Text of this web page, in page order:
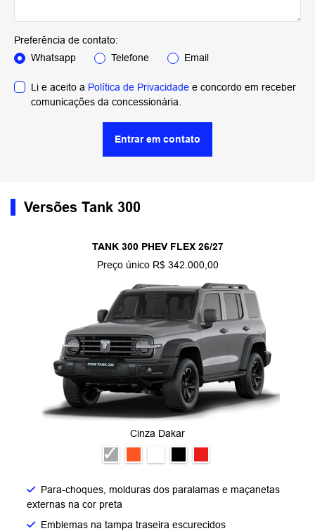
Preferência de contato:
Whatsapp
Telefone Email
Li e aceito a Política de Privacidade e concordo em receber
comunicações da concessionária.
Entrar em contato
Versões Tank 300
TANK 300 PHEV FLEX 26/27
Preço único R$ 342.000,00
Cinza Dakar
Para-choques, molduras dos paralamas e maçanetas
externas na cor preta
Emblemas na tampa traseira escurecidos